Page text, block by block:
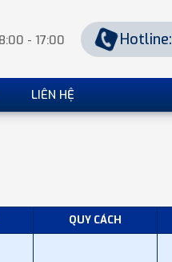
- 17:00 Hotline:
LIÊN HỆ
QUY CÁCH